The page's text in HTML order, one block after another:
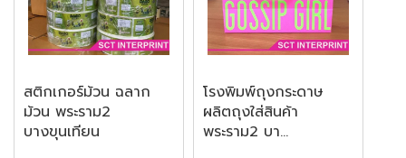
สติกเกอร์ม้วน ฉลาก
ม้วน พระราม2
บางขุนเทียน
โรงพิมพ์ถุงกระดาษ
ผลิตถุงใส่สินค้า
พระราม2 บา...